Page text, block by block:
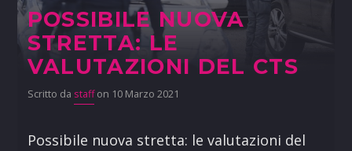
POSSIBILE NUOVA
STRETTA: LE
VALUTAZIONI DEL CTS
Scritto da staffon 10 Marzo 2021
Possibile nuova stretta: le valutazioni del